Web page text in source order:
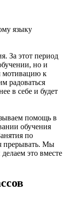
языку
За этот период
но и
мотивацию к
радоваться
в себе и будет
помощь в
обучения
по
прерывать. Мы
это вместе